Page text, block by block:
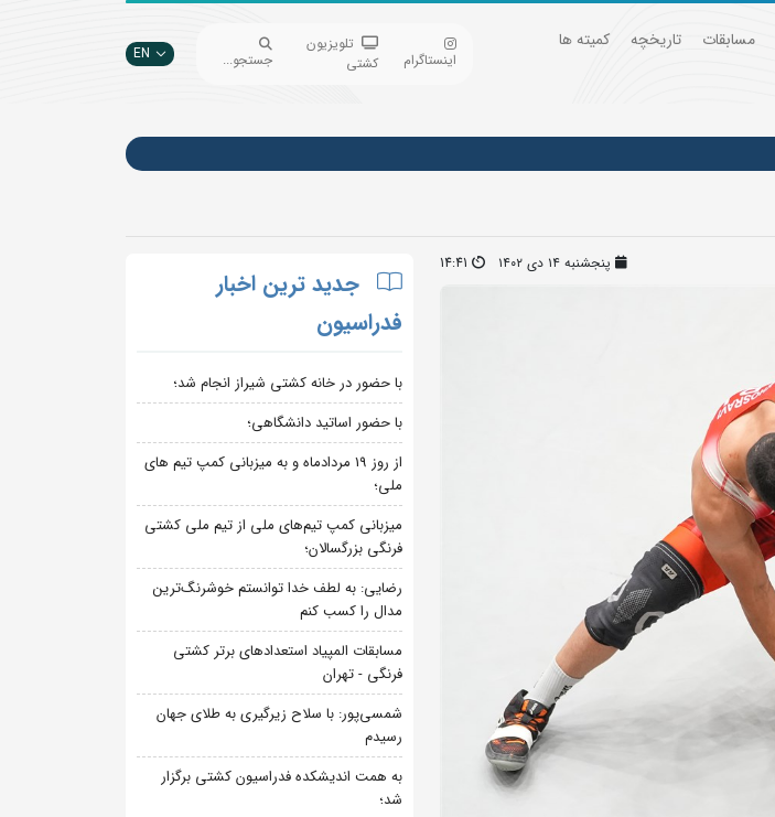
مسابقات تاریخچه
کمیته ها
اینستاگرام
تلویزیون
کشتی
جستجو... EN
پنجشنبه ۱۴ دی ۱۴۰۲ 14:41
جدید ترین اخبار
فدراسیون
با حضور در خانه کشتی شیراز انجام شد؛
با حضور اساتید دانشگاهی؛
از روز 19 مردادماه و به میزبانی کمپ تیم های
ملی؛
میزبانی کمپ تیم‌های ملی از تیم ملی کشتی
فرنگی بزرگسالان؛
رضایی: به لطف خدا توانستم خوشرنگ‌ترین
مدال را کسب کنم
مسابقات المپیاد استعدادهای برتر کشتی
فرنگی - تهران
شمسی‌پور: با سلاح زیرگیری به طلای جهان
رسیدم
به همت اندیشکده فدراسیون کشتی برگزار
شد؛